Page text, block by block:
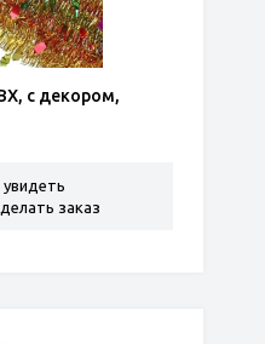
с декором,
заказ